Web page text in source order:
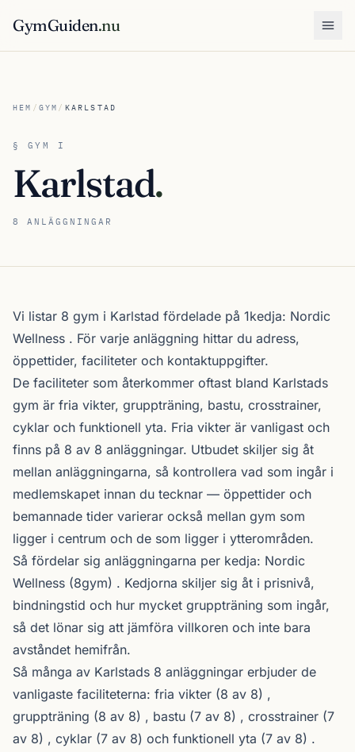
GymGuiden.nu
HEM / GYM / KARLSTAD
§ GYM I
Karlstad.
8 ANLÄGGNINGAR
Om gymutbudet i Karlstad
Vi listar 8 gym i Karlstad fördelade på 1kedja: Nordic
Wellness . För varje anläggning hittar du adress,
öppettider, faciliteter och kontaktuppgifter.
De faciliteter som återkommer oftast bland Karlstads
gym är fria vikter, gruppträning, bastu, crosstrainer,
cyklar och funktionell yta. Fria vikter är vanligast och
finns på 8 av 8 anläggningar. Utbudet skiljer sig åt
mellan anläggningarna, så kontrollera vad som ingår i
medlemskapet innan du tecknar — öppettider och
bemannade tider varierar också mellan gym som
ligger i centrum och de som ligger i ytterområden.
Så fördelar sig anläggningarna per kedja: Nordic
Wellness (8gym) . Kedjorna skiljer sig åt i prisnivå,
bindningstid och hur mycket gruppträning som ingår,
så det lönar sig att jämföra villkoren och inte bara
avståndet hemifrån.
Så många av Karlstads 8 anläggningar erbjuder de
vanligaste faciliteterna: fria vikter (8 av 8) ,
gruppträning (8 av 8) , bastu (7 av 8) , crosstrainer (7
av 8) , cyklar (7 av 8) och funktionell yta (7 av 8) .